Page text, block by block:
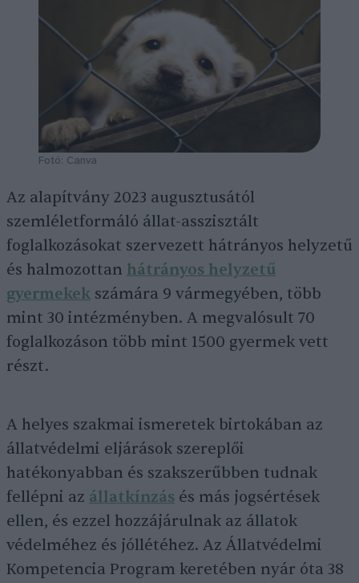
Fotó: Canva
Az alapítvány 2023 augusztusától
szemléletformáló állat-asszisztált
foglalkozásokat szervezett hátrányos helyzetű
és halmozottan hátrányos helyzetű
gyermekek számára 9 vármegyében, több
mint 30 intézményben. A megvalósult 70
foglalkozáson több mint 1500 gyermek vett
részt.
A helyes szakmai ismeretek birtokában az
állatvédelmi eljárások szereplői
hatékonyabban és szakszerűbben tudnak
fellépni az állatkínzás és más jogsértések
ellen, és ezzel hozzájárulnak az állatok
védelméhez és jóllétéhez. Az Állatvédelmi
Kompetencia Program keretében nyár óta 38